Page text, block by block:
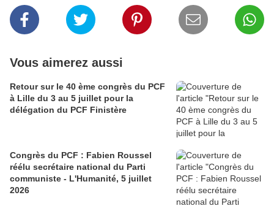
Vous aimerez aussi
Retour sur le 40 ème congrès du PCF
à Lille du 3 au 5 juillet pour la
délégation du PCF Finistère
Congrès du PCF : Fabien Roussel
réélu secrétaire national du Parti
communiste - L'Humanité, 5 juillet
2026